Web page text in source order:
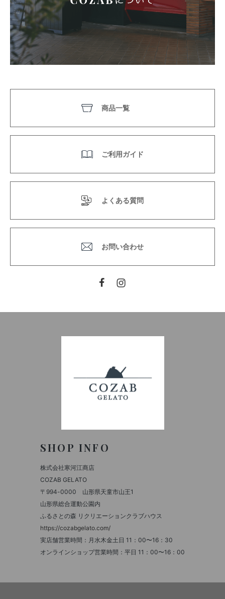
商品一覧
ご利用ガイド
よくある質問
お問い合わせ
Facebook
SHOP INFO
株式会社寒河江商店
COZAB GELATO
〒994-0000 山形県天童市山王1
山形県総合運動公園内
ふるさとの森 リクリエーションクラブハウス
https://cozabgelato.com/
実店舗営業時間：月水木金土日 11：00〜16：30
オンラインショップ営業時間：平日 11：00〜16：00